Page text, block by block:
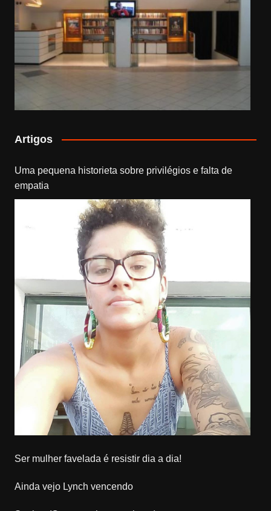
Artigos
Uma pequena historieta sobre privilégios e falta de
empatia
Ser mulher favelada é resistir dia a dia!
Ainda vejo Lynch vencendo